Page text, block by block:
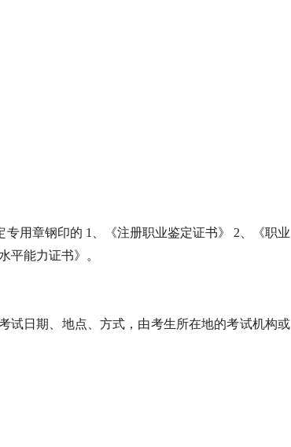
用章钢印的 1、《注册职业鉴定证书》 2、《职业
平能力证书》。
试日期、地点、方式，由考生所在地的考试机构或